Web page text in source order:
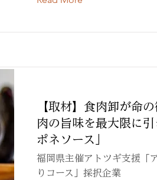
【取材】食肉卸が命
肉の旨味を最大限に
ポネソース」
福岡県主催アトツギ支援「
りコース」採択企業